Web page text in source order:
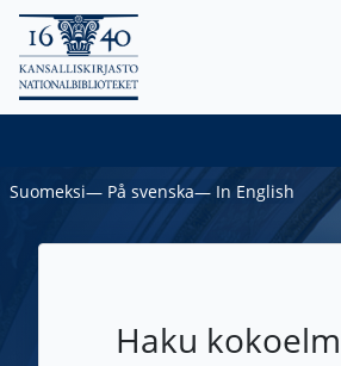
Suomeksi― På svenska― In English
Haku